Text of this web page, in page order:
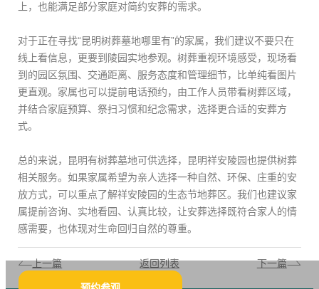
上，也能满足部分家庭对简约安葬的需求。
对于正在寻找“昆明树葬墓地哪里有”的家属，我们建议不要只在
线上看信息，更要到陵园实地参观。树葬重视环境感受，现场看
到的园区氛围、交通距离、服务态度和管理细节，比单纯看图片
更直观。家属也可以提前电话预约，由工作人员带看树葬区域，
并结合家庭预算、祭扫习惯和纪念需求，选择更合适的安葬方
式。
总的来说，昆明有树葬墓地可供选择，昆明祥安陵园也提供树葬
相关服务。如果家属希望为亲人选择一种自然、环保、庄重的安
放方式，可以重点了解祥安陵园的生态节地葬区。我们也建议家
属提前咨询、实地看园、认真比较，让安葬选择既符合家人的情
感需要，也体现对生命回归自然的尊重。
上一篇 返回列表 下一篇